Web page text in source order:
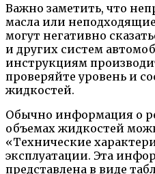
Важно заметить, что
масла или
могут негативно
и других систем
инструкциям
проверяйте уровень и
жидкостей.
Обычно информация о
объемах жидкостей
«Технические
эксплуатации. Эта
представлена в виде